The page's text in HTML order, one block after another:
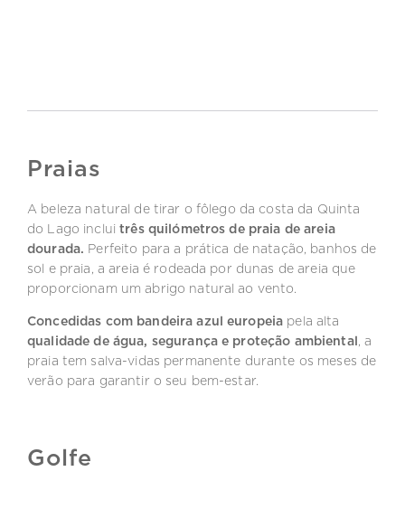
Praias
A beleza natural de tirar o fôlego da costa da Quinta
do Lago incluitrês quilómetros de praia de areia
dourada. Perfeito para a prática de natação, banhos de
sol e praia, a areia é rodeada por dunas de areia que
proporcionam um abrigo natural ao vento.
Concedidas com bandeira azul europeia pela alta
qualidade de água, segurança e proteção ambiental, a
praia tem salva-vidas permanente durante os meses de
verão para garantir o seu bem-estar.
Golfe